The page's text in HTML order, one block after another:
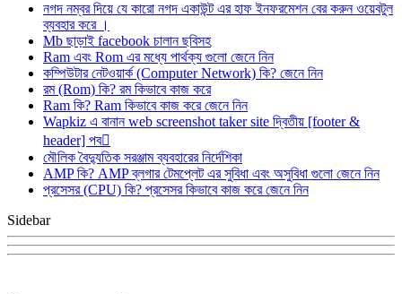
নগদ নম্বর দিয়ে যে কারো নগদ একাউন্ট এর হাফ ইনফরমেশন বের করুন ওয়েবটুল
ব্যবহার করে ।
Mb ছাড়াই facebook চালান ছবিসহ
Ram এবং Rom এর মধ্যে পার্থক্য গুলো জেনে নিন
কম্পিউটার নেটওয়ার্ক (Computer Network) কি? জেনে নিন
রম (Rom) কি? রম কিভাবে কাজ করে
Ram কি? Ram কিভাবে কাজ করে জেনে নিন
Wapkiz এ বানান web screenshot taker site দ্বিতীয় [footer &
header] পব
মৌলিক বৈদ্যুতিক সরঞ্জাম ব্যবহারের নির্দেশিকা
AMP কি? AMP ব্লগার টেমপ্লেট এর সুবিধা এবং অসুবিধা গুলো জেনে নিন
প্রসেসর (CPU) কি? প্রসেসর কিভাবে কাজ করে জেনে নিন
Sidebar